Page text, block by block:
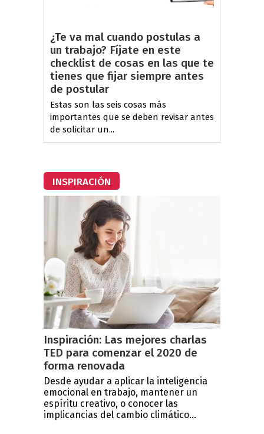
¿Te va mal cuando postulas a
un trabajo? Fíjate en este
checklist de cosas en las que te
tienes que fijar siempre antes
de postular
Estas son las seis cosas más
importantes que se deben revisar antes
de solicitar un...
INSPIRACIÓN
Inspiración: Las mejores charlas
TED para comenzar el 2020 de
forma renovada
Desde ayudar a aplicar la inteligencia
emocional en trabajo, mantener un
espíritu creativo, o conocer las
implicancias del cambio climático...